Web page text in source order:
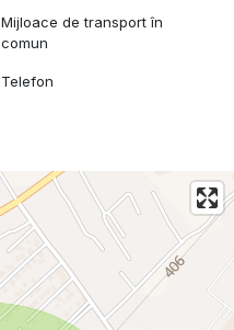
Mijloace de transport în
comun
Telefon